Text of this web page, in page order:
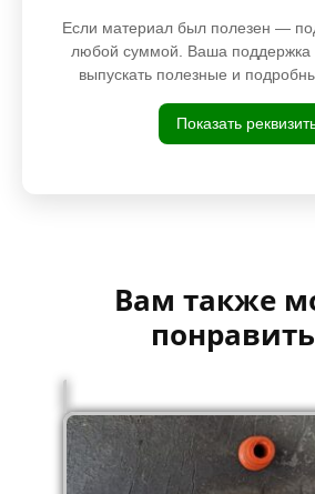
Если материал был полезен —
любой суммой. Ваша поддержка
выпускать полезные и
Показать
Вам также